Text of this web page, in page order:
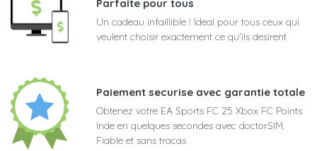
Parfaite pour tous
Un cadeau infaillible ! Ideal pour tous ceux qui
veulent choisir exactement ce qu'ils desirent
Paiement securise avec garantie totale
Obtenez votre EA Sports FC 25 Xbox FC Points
Inde en quelques secondes avec doctorSIM.
Fiable et sans tracas